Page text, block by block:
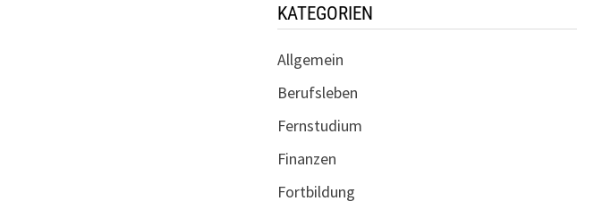
KATEGORIEN
Allgemein
Berufsleben
Fernstudium
Finanzen
Fortbildung